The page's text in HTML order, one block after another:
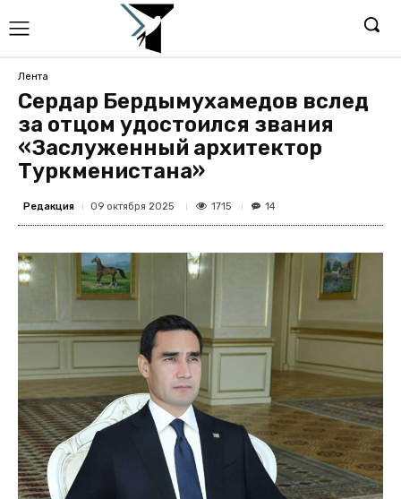
Лента
Сердар Бердымухамедов вслед
за отцом удостоился звания
«Заслуженный архитектор
Туркменистана»
Редакция 09 октября 2025 1715 14